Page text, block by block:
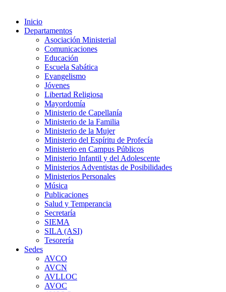
Inicio
Departamentos
Asociación Ministerial
Comunicaciones
Educación
Escuela Sabática
Evangelismo
Jóvenes
Libertad Religiosa
Mayordomía
Ministerio de Capellanía
Ministerio de la Familia
Ministerio de la Mujer
Ministerio del Espíritu de Profecía
Ministerio en Campus Públicos
Ministerio Infantil y del Adolescente
Ministerios Adventistas de Posibilidades
Ministerios Personales
Música
Publicaciones
Salud y Temperancia
Secretaría
SIEMA
SILA (ASI)
Tesorería
Sedes
AVCO
AVCN
AVLLOC
AVOC